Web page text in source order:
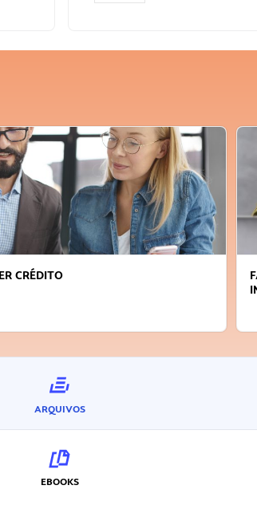
CRÉDITO
ARQUIVOS
EBOOKS